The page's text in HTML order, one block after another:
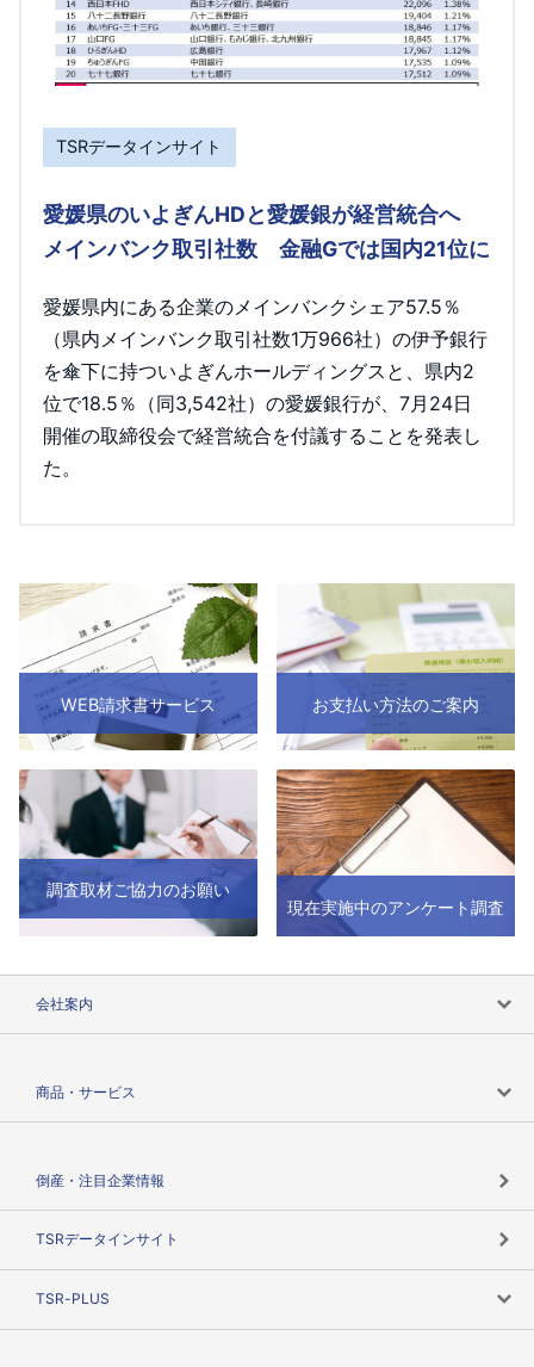
TSRデータインサイト
愛媛県のいよぎんHDと愛媛銀が経営統合へ
メインバンク取引社数 金融Gでは国内21位に
愛媛県内にある企業のメインバンクシェア57.5％
（県内メインバンク取引社数1万966社）の伊予銀行
を傘下に持ついよぎんホールディングスと、県内2
位で18.5％（同3,542社）の愛媛銀行が、7月24日
開催の取締役会で経営統合を付議することを発表し
た。
WEB請求書サービス お支払い方法のご案内
調査取材ご協力のお願い
現在実施中のアンケート調査
会社案内
商品・サービス
倒産・注目企業情報
TSRデータインサイト
TSR-PLUS